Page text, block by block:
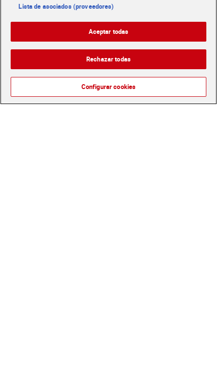
1,89 € (11,45 €/KILO)
150 g
2,19 € (14,60 €/KILO)
Novedad
Lista de asociados (proveedores)
Aceptar todas
Rechazar todas
Configurar cookies